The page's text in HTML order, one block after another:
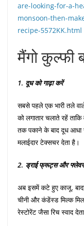
are-looking-for-a-
monsoon-then-
recipe-5572KK.html
मैंगो कुल्फी
1. दूध को गाढ़ा करें
सबसे पहले एक भारी तले
को लगातार चलाते रहें
तक पकाने के बाद दूध आधा
मलाईदार टेक्सचर देता है।
2. ड्राई फ्रूट्स और फ्लेवर
अब इसमें कटे हुए काजू,
चीनी और कंडेंस्ड मिल्क
रेस्टोरेंट जैसा रिच स्वाद